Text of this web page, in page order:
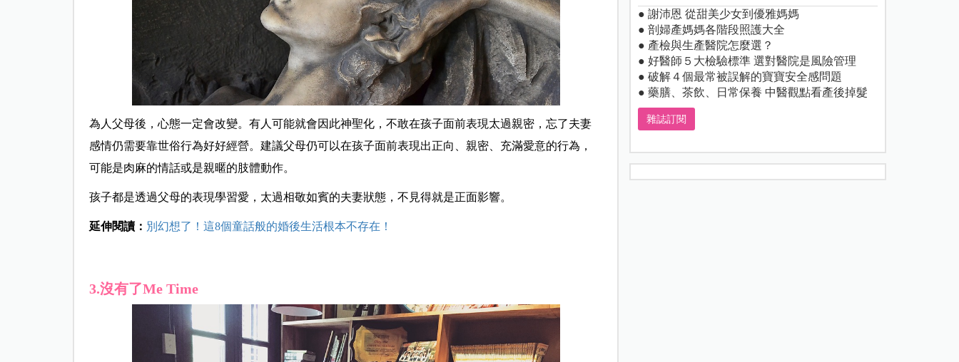
為人父母後，心態一定會改變。有人可能就會因此神聖化，不敢在孩子面前表現太過親密，忘了夫妻
感情仍需要靠世俗行為好好經營。建議父母仍可以在孩子面前表現出正向、親密、充滿愛意的行為，
可能是肉麻的情話或是親暱的肢體動作。
孩子都是透過父母的表現學習愛，太過相敬如賓的夫妻狀態，不見得就是正面影響。
延伸閱讀： 別幻想了！這8個童話般的婚後生活根本不存在！
3.沒有了Me Time
● 謝沛恩 從甜美少女到優雅媽媽
● 剖婦產媽媽各階段照護大全
● 產檢與生產醫院怎麼選？
● 好醫師５大檢驗標準 選對醫院是風險管理
● 破解４個最常被誤解的寶寶安全感問題
● 藥膳、茶飲、日常保養 中醫觀點看產後掉髮
雜誌訂閱